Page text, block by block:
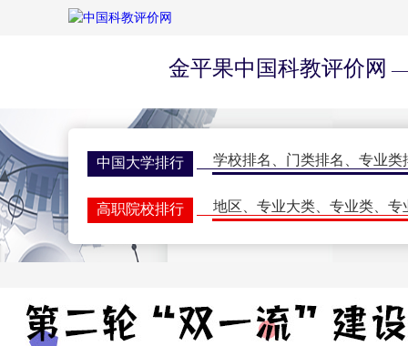
金平果中国科教评价网 —
中国大学排行 学校排名 门类排名 专业类
高职院校排行 地区 专业大类 专业类 专
研究生排行榜
世界大学排名